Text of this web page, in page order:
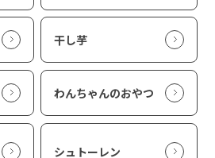
干し芋
わんちゃんのおやつ
シュトーレン